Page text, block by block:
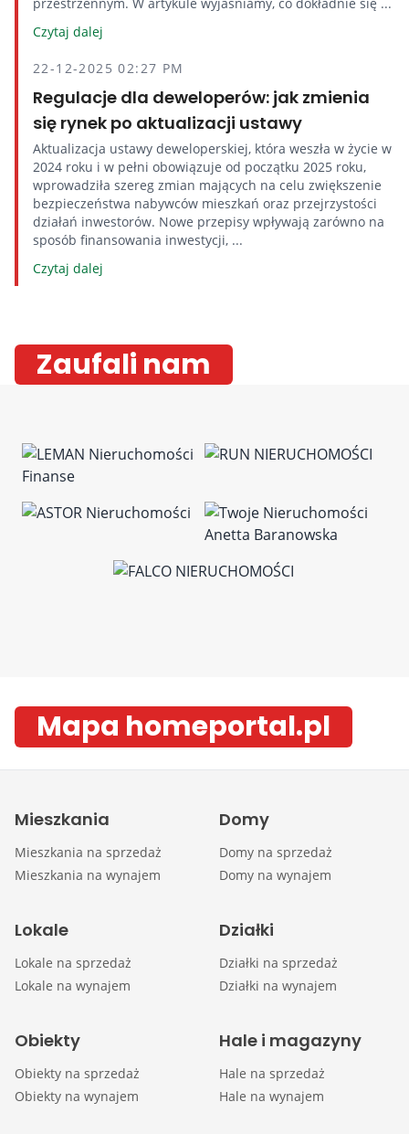
Czytaj dalej
22-12-2025 02:27 PM
Regulacje dla deweloperów: jak zmienia
się rynek po aktualizacji ustawy
Aktualizacja ustawy deweloperskiej, która weszła w życie w
2024 roku i w pełni obowiązuje od początku 2025 roku,
wprowadziła szereg zmian mających na celu zwiększenie
bezpieczeństwa nabywców mieszkań oraz przejrzystości
działań inwestorów. Nowe przepisy wpływają zarówno na
sposób finansowania inwestycji, ...
Czytaj dalej
Zaufali nam
Mapa homeportal.pl
Mieszkania
Mieszkania na sprzedaż
Mieszkania na wynajem
Domy
Domy na sprzedaż
Domy na wynajem
Lokale
Lokale na sprzedaż
Lokale na wynajem
Działki
Działki na sprzedaż
Działki na wynajem
Obiekty
Obiekty na sprzedaż
Obiekty na wynajem
Hale i magazyny
Hale na sprzedaż
Hale na wynajem